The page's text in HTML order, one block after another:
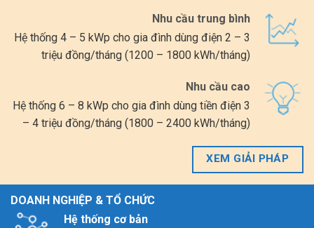
Nhu cầu trung bình
Hệ thống 4 – 5 kWp cho gia đình dùng điện 2 – 3
triệu đồng/tháng (1200 – 1800 kWh/tháng)
Nhu cầu cao
Hệ thống 6 – 8 kWp cho gia đình dùng tiền điện 3
– 4 triệu đồng/tháng (1800 – 2400 kWh/tháng)
XEM GIẢI PHÁP
DOANH NGHIỆP & TỔ CHỨC
Hệ thống cơ bản